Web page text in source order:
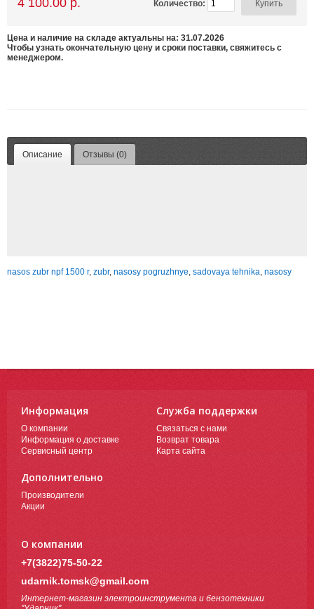
4 100.00 р. Количество:
Цена и наличие на складе актуальны на: 31.07.2026
Чтобы узнать окончательную цену и сроки поставки, свяжитесь с
менеджером.
Описание Отзывы (0)
nasos zubr npf 1500 r, zubr, nasosy pogruzhnye, sadovaya tehnika, nasosy
Информация
О компании
Информация о доставке
Сервисный центр
Служба поддержки
Связаться с нами
Возврат товара
Карта сайта
Дополнительно
Производители
Акции
О компании
+7(3822)75-50-22
udarnik.tomsk@gmail.com
Интернет-магазин электроинструмента и бензотехники